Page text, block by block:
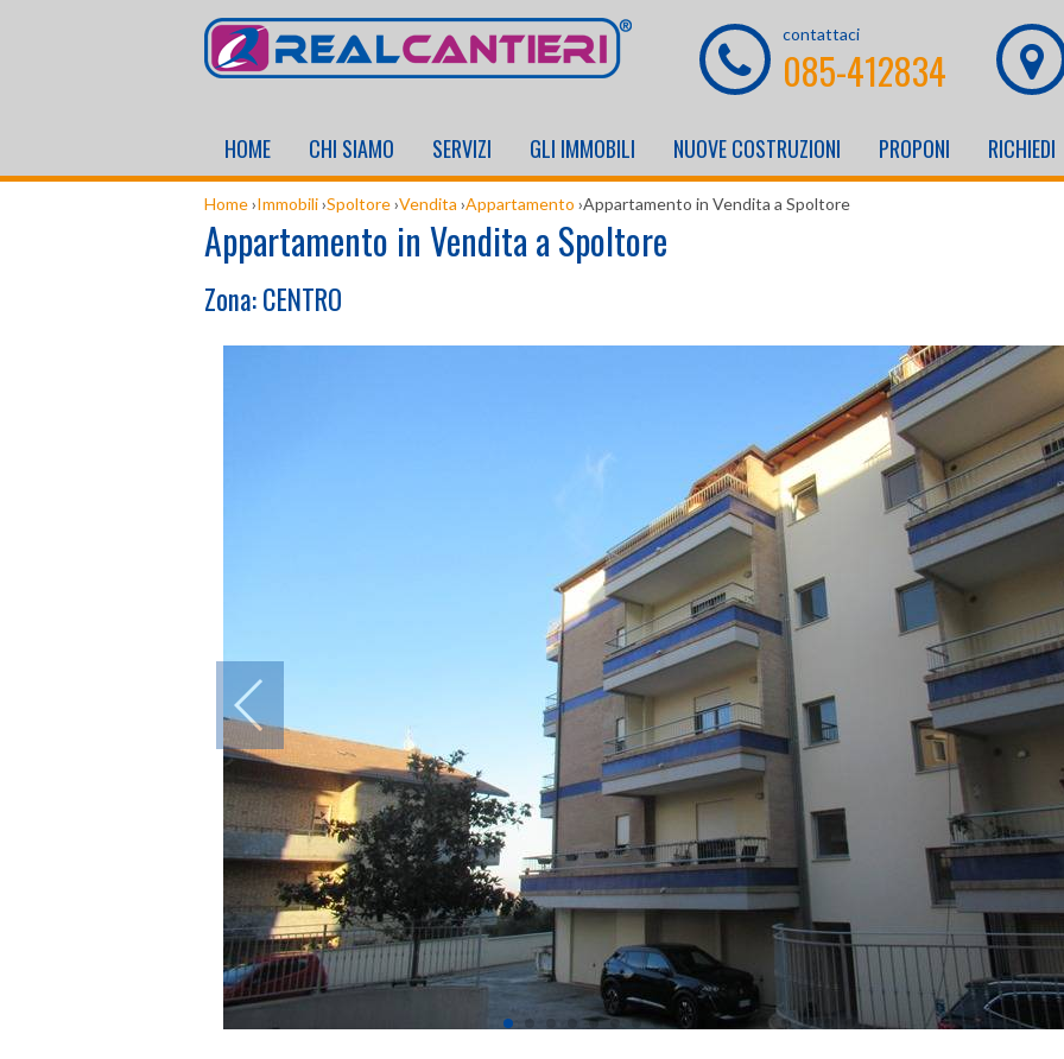
contattaci
085-412834
HOME CHI SIAMO SERVIZI GLI IMMOBILI NUOVE COSTRUZIONI PROPONI RICHIEDI
Home›Immobili›Spoltore›Vendita ›Appartamento ›Appartamento in Vendita a Spoltore
Appartamento in Vendita a Spoltore
Zona: CENTRO